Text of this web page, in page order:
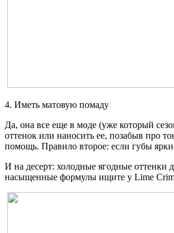
4. Иметь матовую помаду
Да, она все еще в моде (уже который
оттенок или наносить ее, позабыв про
помощь. Правило второе: если губы
И на десерт: холодные ягодные
насыщенные формулы ищите у Lime